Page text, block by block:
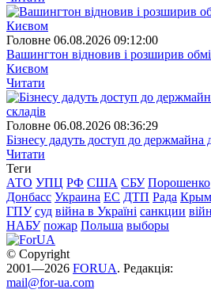
Головне 06.08.2026 09:12:00
Вашингтон відновив і розширив
Києвом
Читати
Головне 06.08.2026 08:36:29
Бізнесу дадуть доступ до держмайна
Читати
Теги
АТО УПЦ РФ США СБУ Порошенко
Донбасс Украина ЕС ДТП Рада Крым
ГПУ суд війна в Україні санкции
НАБУ пожар Польша выборы
© Copyright
2001—2026 FORUA. Редакція:
mail@for-ua.com